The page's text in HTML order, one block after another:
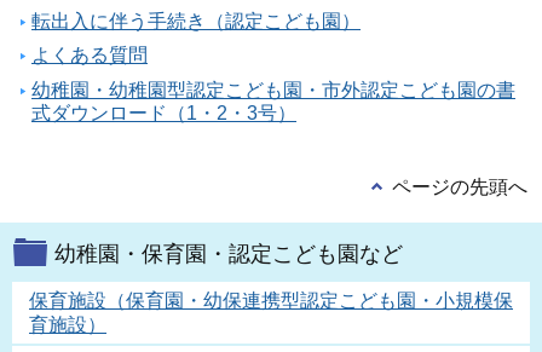
転出入に伴う手続き（認定こども園）
よくある質問
幼稚園・幼稚園型認定こども園・市外認定こども園の書
式ダウンロード（1・2・3号）
ページの先頭へ
幼稚園・保育園・認定こども園など
保育施設（保育園・幼保連携型認定こども園・小規模保
育施設）